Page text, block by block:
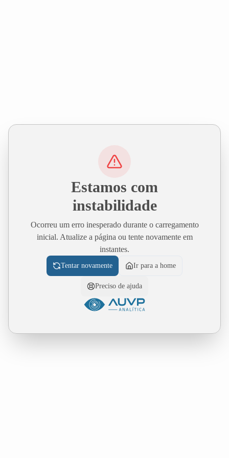
Estamos com
instabilidade
Ocorreu um erro inesperado durante o carregamento
inicial. Atualize a página ou tente novamente em
instantes.
Tentar novamente Ir para a home
Preciso de ajuda